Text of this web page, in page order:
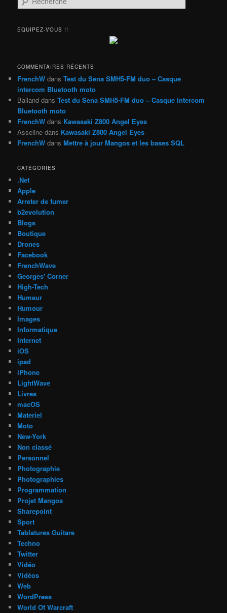
e
h
h
e
EQUIPEZ-VOUS !!
COMMENTAIRES RÉCENTS
FrenchW dansTest du Sena SMH5-FM duo – Casque
intercom Bluetooth moto
Balland dansTest du Sena SMH5-FM duo – Casque intercom
Bluetooth moto
FrenchW dans Kawasaki Z800 Angel Eyes
Asseline dans Kawasaki Z800 Angel Eyes
FrenchW dansMettre à jour Mangos et les bases SQL
CATÉGORIES
.Net
Apple
Arreter de fumer
b2evolution
Blogs
Boutique
Drones
Facebook
FrenchWave
Georges' Corner
High-Tech
Humeur
Humour
Images
Informatique
Internet
iOS
ipad
iPhone
LightWave
Livres
macOS
Materiel
Moto
New-York
Non classé
Personnel
Photographie
Photographies
Programmation
Projet Mangos
Sharepoint
Sport
Tablatures Guitare
Techno
Twitter
Vidéo
Vidéos
Web
WordPress
World Of Warcraft